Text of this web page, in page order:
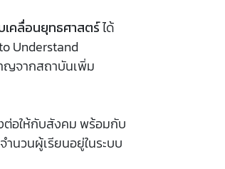
เคลื่อนยุทธศาสตร์ได้
Understand
ญจากสถาบันเพิ่ม
ต่อให้กับสังคม พร้อมกับ
นวนผู้เรียนอยู่ในระบบ